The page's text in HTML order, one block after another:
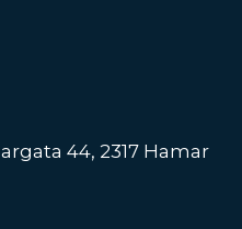
44, 2317 Hamar